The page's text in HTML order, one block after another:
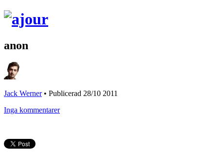
anon
Jack Werner• Publicerad 28/10 2011
Inga kommentarer